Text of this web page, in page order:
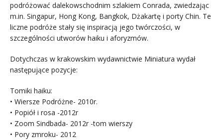
podróżować dalekowschodnim szlakiem Conrada, zwiedzając
m.in. Singapur, Hong Kong, Bangkok, Dżakartę i porty Chin. Te
liczne podróże stały się inspiracją jego twórczości, w
szczególności utworów haiku i aforyzmów.
Dotychczas w krakowskim wydawnictwie Miniatura wydał
następujące pozycje:
Tomiki haiku:
• Wiersze Podróżne- 2010r.
• Popiół i rosa -2012r
• Zoom Sindbada- 2012r -tom wierszy
• Pory zmroku- 2012